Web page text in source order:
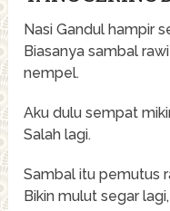
Nasi Gandul hampir
Biasanya sambal
nempel.
Aku dulu sempat
Salah lagi.
Sambal itu pemutus
Bikin mulut segar